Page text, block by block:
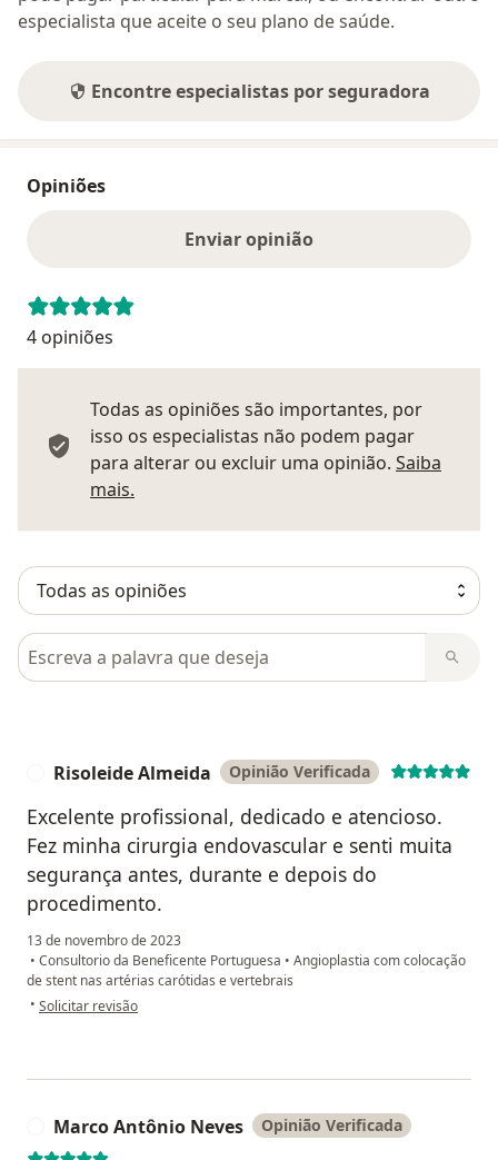
especialista que aceite o seu plano de saúde.
Encontre especialistas por seguradora
Opiniões
Enviar opinião
4 opiniões
Todas as opiniões são importantes, por
isso os especialistas não podem pagar
para alterar ou excluir uma opinião. Saiba
mais.
Pesquisar em opiniões
Risoleide Almeida Opinião Verificada
Excelente profissional, dedicado e atencioso.
Fez minha cirurgia endovascular e senti muita
segurança antes, durante e depois do
procedimento.
13 de novembro de 2023
• Consultorio da Beneficente Portuguesa • Angioplastia com colocação
de stent nas artérias carótidas e vertebrais
• na opinião do utilizador Risoleide Almeida
Solicitar revisão
Marco Antônio Neves Opinião Verificada